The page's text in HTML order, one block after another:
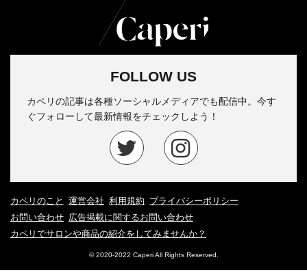
FOLLOW US
カペリの記事は各種ソーシャルメディアでも配信中。今す
ぐフォローして最新情報をチェックしよう！
カペリのこと 運営会社 利用規約 プライバシーポリシー
お問い合わせ 広告掲載に関するお問い合わせ
カペリでサロンや商品の紹介をしてみませんか？
© 2020-2022 Caperi All Rights Reserved.